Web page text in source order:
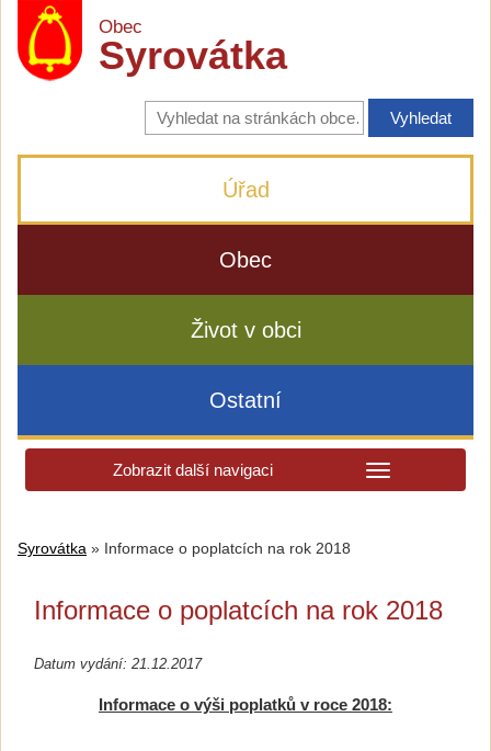
Obec
Syrovátka
Vyhledávání
na
stránkách
Úřad
Obec
Život v obci
Ostatní
Zobrazit další navigaci
Syrovátka » Informace o poplatcích na rok 2018
Informace o poplatcích na rok 2018
Datum vydání: 21.12.2017
Informace o výši poplatků v roce 2018: